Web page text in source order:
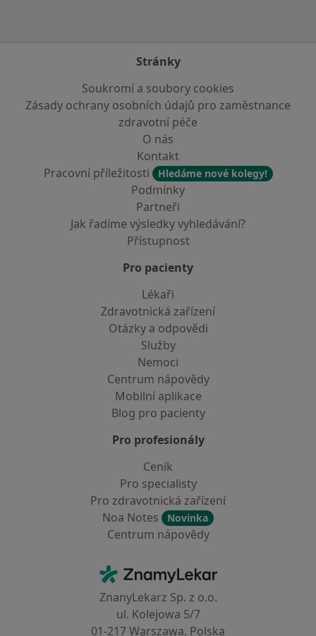
Stránky
Soukromí a soubory cookies
Zásady ochrany osobních údajů pro zaměstnance
zdravotní péče
O nás
Kontakt
Pracovní příležitosti
Hledáme nové kolegy!
Podmínky
Partneři
Jak řadíme výsledky vyhledávání?
Přístupnost
Pro pacienty
Lékaři
Zdravotnická zařízení
Otázky a odpovědi
Služby
Nemoci
Centrum nápovědy
Mobilní aplikace
Blog pro pacienty
Pro profesionály
Ceník
Pro specialisty
Pro zdravotnická zařízení
Noa Notes
Novinka
Centrum nápovědy
ZnamyLekar - Hlavní stránka
ZnanyLekarz Sp. z o.o.
ul. Kolejowa 5/7
01-217 Warszawa, Polska